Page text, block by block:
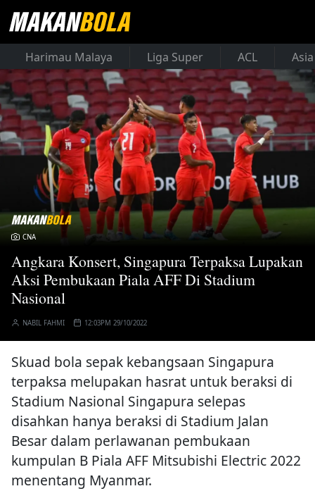
Harimau Malaya Liga Super ACL
CNA
Angkara Konsert, Singapura Terpaksa Lupakan
Aksi Pembukaan Piala AFF Di Stadium
Nasional
NABIL FAHMI 12:03PM 29/10/2022
Skuad bola sepak kebangsaan Singapura
terpaksa melupakan hasrat untuk beraksi di
Stadium Nasional Singapura selepas
disahkan hanya beraksi di Stadium Jalan
Besar dalam perlawanan pembukaan
kumpulan B Piala AFF Mitsubishi Electric 2022
menentang Myanmar.